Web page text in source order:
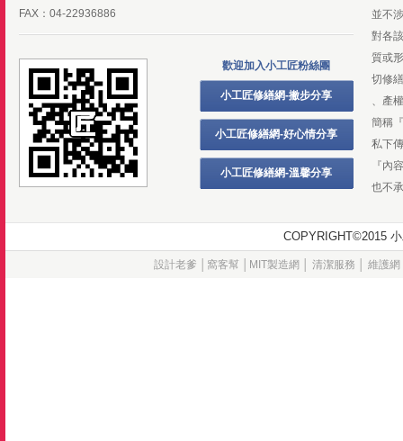
FAX：04-22936886
歡迎加入小工匠粉絲團
小工匠修繕網-撇步分享
小工匠修繕網-好心情分享
小工匠修繕網-溫馨分享
並不
對各
質或
切修
、產
簡稱
私下
『內
也不
設計老爹 窩客幫│ MIT製造網 清潔服務 維護網